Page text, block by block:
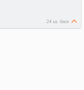
24 sa. önce